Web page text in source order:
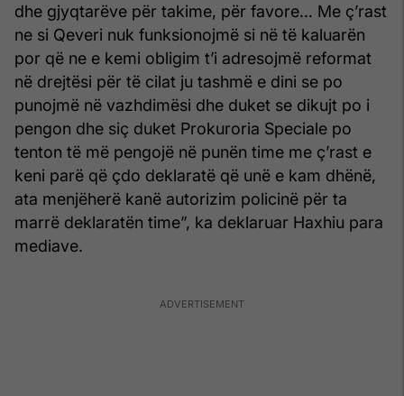
dhe gjyqtarëve për takime, për favore… Me ç’rast
ne si Qeveri nuk funksionojmë si në të kaluarën
por që ne e kemi obligim t’i adresojmë reformat
në drejtësi për të cilat ju tashmë e dini se po
punojmë në vazhdimësi dhe duket se dikujt po i
pengon dhe siç duket Prokuroria Speciale po
tenton të më pengojë në punën time me ç’rast e
keni parë që çdo deklaratë që unë e kam dhënë,
ata menjëherë kanë autorizim policinë për ta
marrë deklaratën time”, ka deklaruar Haxhiu para
mediave.